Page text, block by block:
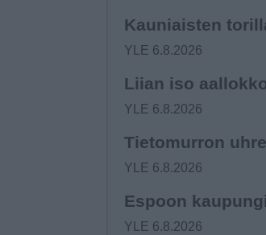
Kauniaisten
YLE 6.8.2026
Liian iso
YLE 6.8.2026
Tietomurron
YLE 6.8.2026
Espoon
YLE 6.8.2026